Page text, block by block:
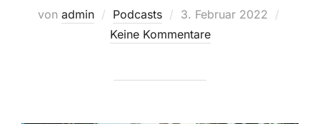
von admin Podcasts
Veröffentlicht
am
3. Februar 2022
Keine Kommentare